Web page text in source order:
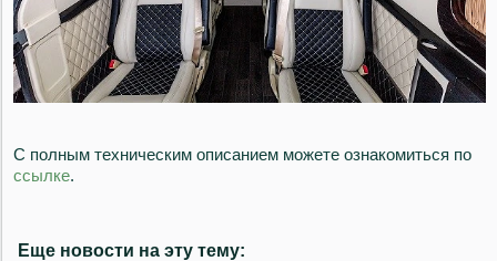
С полным техническим описанием можете ознакомиться по
ссылке.
Еще новости на эту тему: